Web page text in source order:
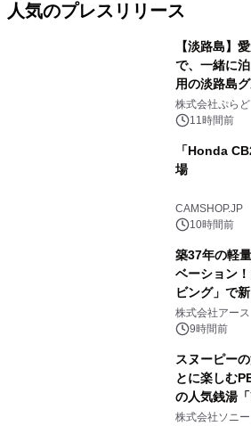
人気のプレスリリース
【淡路島】
で、一緒に
用の淡路島
プール グラ
スの2施設で
株式会社ぷらど
11時間前
「Honda
場
CAMSHOP.JP
10時間前
築37年の軽
ベーション
ビング」で
事例を株式会
株式会社アース
9時間前
スヌーピー
とに楽しむ
の人気銭湯
ラボレーシ
株式会社ソニ